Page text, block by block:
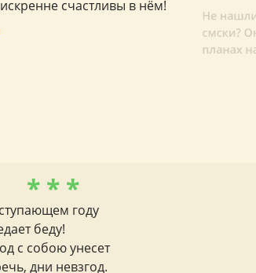
счастливы в нём!
* * *
году
беду!
с собою унесет
дни невзгод.